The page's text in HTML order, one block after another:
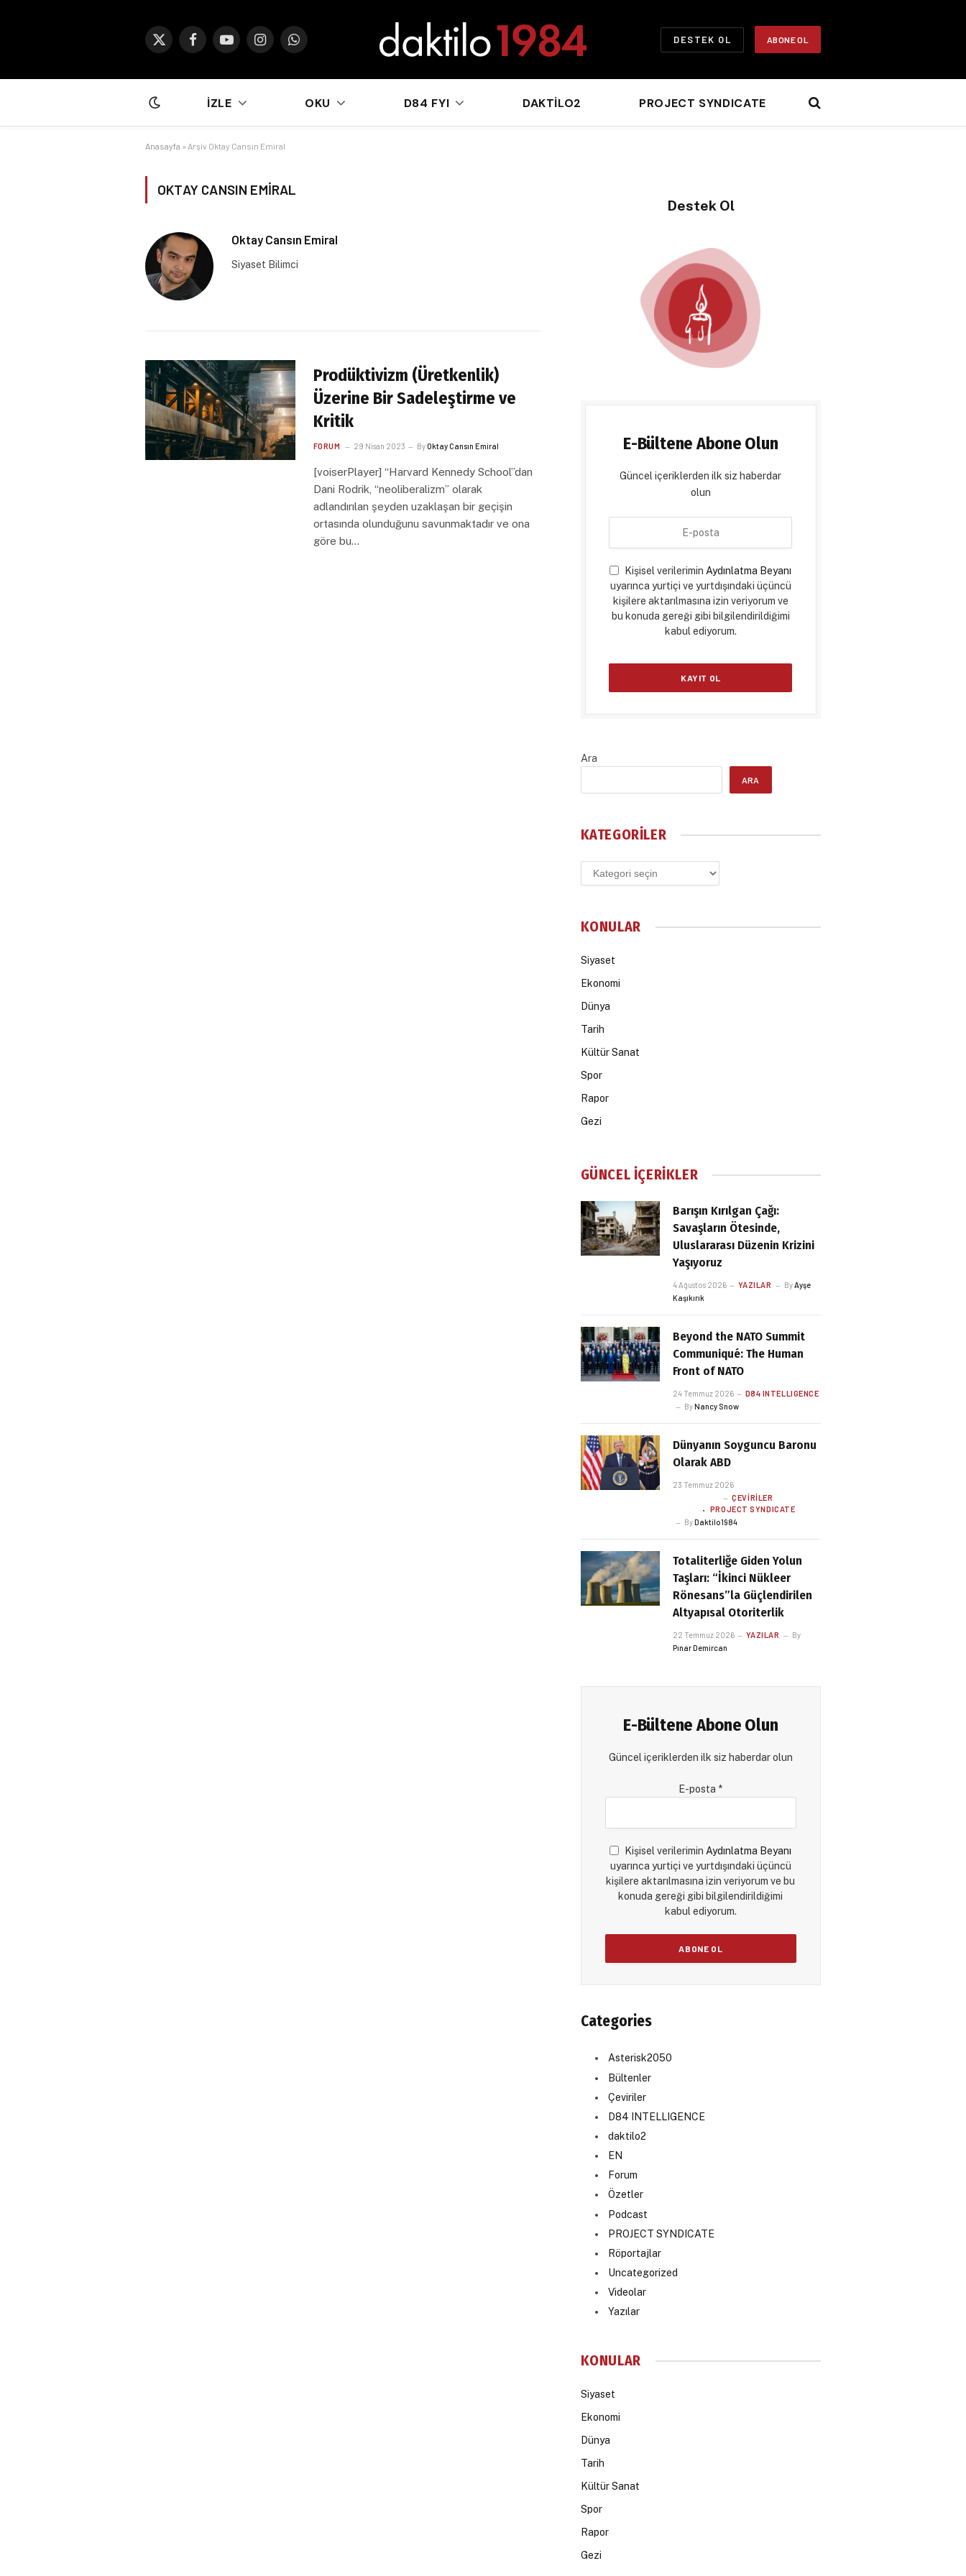
X
FacebookYouTubeInstagramWhatsApp
DESTEK OL ABONE OL
İZLE OKU D84 FYI DAKTILO2 PROJECT SYNDICATE
Anasayfa » Arşiv Oktay Cansın Emiral
OKTAY CANSIN EMIRAL
Oktay Cansın Emiral
Siyaset Bilimci
Prodüktivizm (Üretkenlik)
Üzerine Bir Sadeleştirme ve
Kritik
FORUM 29 Nisan 2023 ByOktay Cansın Emiral
[voiserPlayer] “Harvard Kennedy School”dan
Dani Rodrik, “neoliberalizm” olarak
adlandırılan şeyden uzaklaşan bir geçişin
ortasında olunduğunu savunmaktadır ve ona
göre bu…
Destek Ol
E-Bültene Abone Olun
Güncel içeriklerden ilk siz haberdar
olun
Kişisel verileriminAydınlatma Beyanı
uyarınca yurtiçi ve yurtdışındaki üçüncü
kişilere aktarılmasına izin veriyorum ve
bu konuda gereği gibi bilgilendirildiğimi
kabul ediyorum.
Ara
ARA
KATEGORILER
Kategoriler
KONULAR
Siyaset
Ekonomi
Dünya
Tarih
Kültür Sanat
Spor
Rapor
Gezi
GÜNCEL İÇERIKLER
Barışın Kırılgan Çağı:
Savaşların Ötesinde,
Uluslararası Düzenin Krizini
Yaşıyoruz
4 Ağustos 2026 YAZILAR ByAyşe
Kaşıkırık
Beyond the NATO Summit
Communiqué: The Human
Front of NATO
24 Temmuz 2026
D84 INTELLIGENCE
ByNancy Snow
Dünyanın Soyguncu Baronu
Olarak ABD
23 Temmuz 2026
ÇEVIRILER
PROJECT SYNDICATE
ByDaktilo1984
Totaliterliğe Giden Yolun
Taşları: “İkinci Nükleer
Rönesans”la Güçlendirilen
Altyapısal Otoriterlik
22 Temmuz 2026 YAZILAR
By
Pınar Demircan
E-Bültene Abone Olun
Güncel içeriklerden ilk siz haberdar olun
E-posta *
Kişisel verileriminAydınlatma Beyanı
uyarınca yurtiçi ve yurtdışındaki üçüncü
kişilere aktarılmasına izin veriyorum ve bu
konuda gereği gibi bilgilendirildiğimi
kabul ediyorum.
Categories
Asterisk2050
Bültenler
Çeviriler
D84 INTELLIGENCE
daktilo2
EN
Forum
Özetler
Podcast
PROJECT SYNDICATE
Röportajlar
Uncategorized
Videolar
Yazılar
KONULAR
Siyaset
Ekonomi
Dünya
Tarih
Kültür Sanat
Spor
Rapor
Gezi